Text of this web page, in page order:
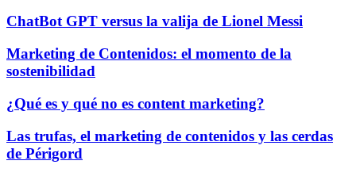
ChatBot GPT versus la valija de Lionel Messi
Marketing de Contenidos: el momento de la
sostenibilidad
¿Qué es y qué no es content marketing?
Las trufas, el marketing de contenidos y las cerdas
de Périgord